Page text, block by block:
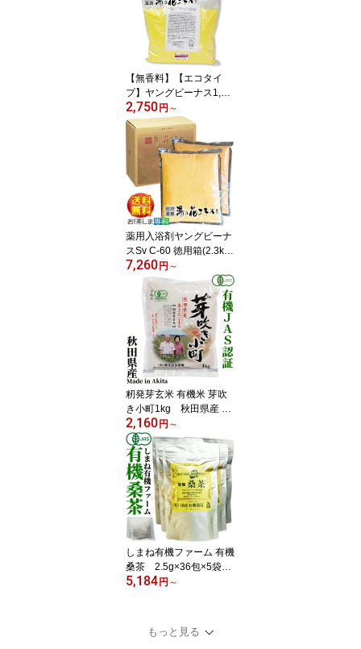
シジミ 蜆 インスタント
味噌汁 常温保存 個包装
殻付きしじみ 味噌 みそ
簡単調理 常温
【無香料】【エコタイ
プ】ヤングビーナス1,80
0g CX-30β【ベータ】
湯躍 姉妹品【ヤングビ
ーナス薬品工業株式会
社】【足湯 入浴剤 あせ
も 天然 湯の花 赤ちゃ
ん】 別府温泉 湯の花エ
キス配合 粉末タイプ ギ
フト プレゼント 医薬部
外品 別府の湯 別府温泉
YUYAKU
2,750円 ～
薬用入浴剤ヤングビーナ
スSv C-60 徳用箱(2.3kg×
2袋) 【製造 ヤングビ
ーナス薬品工業】【足湯
入浴剤 あせも 天然 湯の
花 赤ちゃん】 別府温泉
湯の花エキス配合 粉末タ
イプ ギフト プレゼント
医薬部外品 別府の湯 温
泉入浴剤 別府温泉 保湿
7,260円 ～
籾発芽玄米 有機米 芽吹
き小町1kg 秋田県産 あ
きたこまち 秋田県大潟
村産 JAS認証有機栽培
米 有限会社粋き活き農
場 井手教義 お米に混
ぜても、そのままでも美
味しい玄米です 玄米 発
芽玄米 米 コメ こめ 健康
お米 食物繊維 栄養 ギャ
バ ごはん 食品
2,160円 ～
しまね有機ファーム 有機
桑茶 2.5g×36包×5袋
【島根県桜江町桑葉生産
葉茶 国産 ティーバッ
グ 水出し カテキン お
5,184円 ～
もっと見る